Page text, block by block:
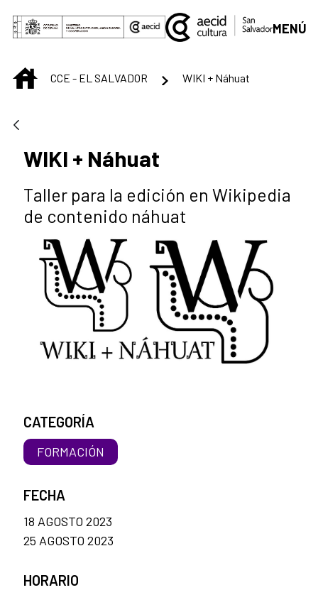
Saut au contenu principal
MENÚ
INICIOCCE - EL SALVADOR WIKI + Náhuat
WIKI + Náhuat
Taller para la edición en Wikipedia
de contenido náhuat
CATEGORÍA
FORMACIÓN
FECHA
18 AGOSTO 2023
25 AGOSTO 2023
HORARIO